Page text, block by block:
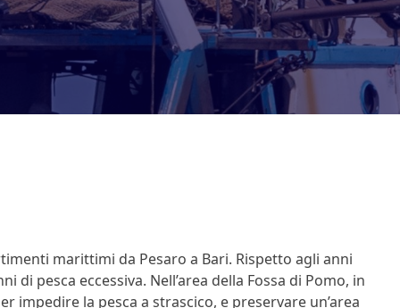
marittimi da Pesaro a Bari. Rispetto agli anni
pesca eccessiva. Nell’area della Fossa di Pomo, in
la pesca a strascico, e preservare un’area